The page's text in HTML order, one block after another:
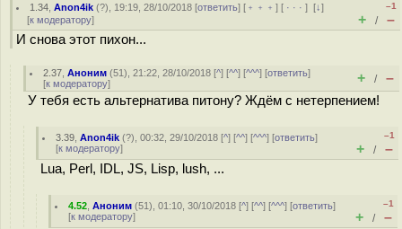
1.34 ,Anon4ik (?), 19:19, 28/10/2018 [ответить] [ ﹢﹢﹢] [ · · ·][↓]
[к модератору]
–1
+ / –
И снова этот пихон...
2.37 ,Аноним (51), 21:22, 28/10/2018 [^] [^^] [^^^] [ответить]
[к модератору] + / –
У тебя есть альтернатива питону? Ждём с нетерпением!
3.39 ,Anon4ik (?), 00:32, 29/10/2018 [^] [^^] [^^^] [ответить]
[к модератору]
–1
+ / –
Lua, Perl, IDL, JS, Lisp, lush, ...
4.52 ,Аноним (51), 01:10, 30/10/2018 [^] [^^] [^^^] [ответить]
[к модератору]
–1
+ / –